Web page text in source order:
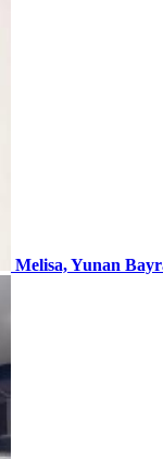
Melisa, Yunan